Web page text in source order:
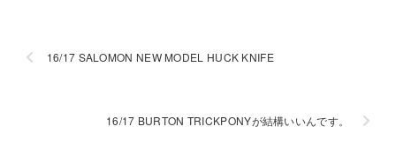
16/17 SALOMON NEW MODEL HUCK KNIFE
16/17 BURTON TRICKPONYが結構いいんです。